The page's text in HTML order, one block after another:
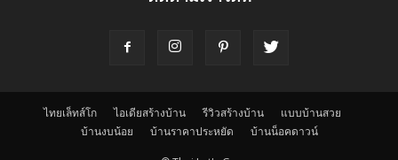
ไทยเล็ทส์โก ไอเดียสร้างบ้าน รีวิวสร้างบ้าน
แบบบ้านสวย
บ้านงบน้อย
บ้านราคาประหยัด บ้านน็อคดาวน์